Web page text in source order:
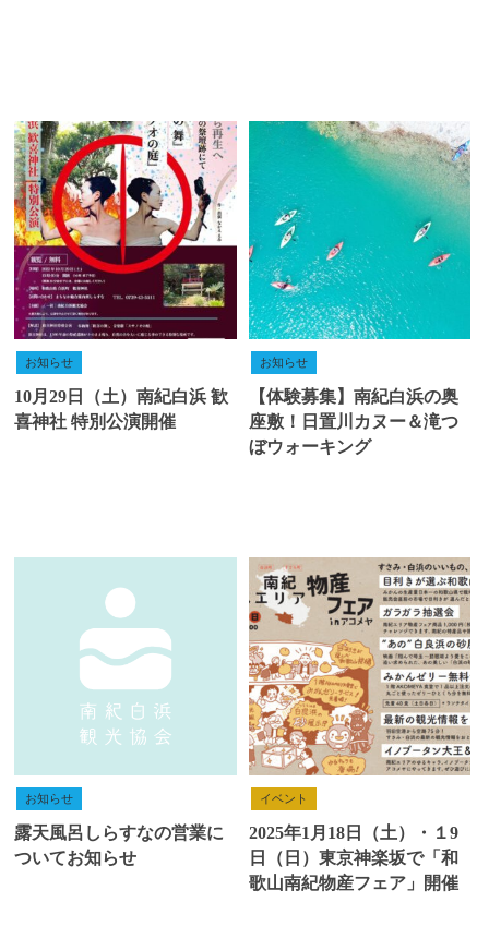
お知らせ
10月29日（土）南紀白浜 歓
喜神社 特別公演開催
お知らせ
【体験募集】南紀白浜の奥
座敷！日置川カヌー＆滝つ
ぼウォーキング
お知らせ
露天風呂しらすなの営業に
ついてお知らせ
イベント
2025年1月18日（土）・１9
日（日）東京神楽坂で「和
歌山南紀物産フェア」開催